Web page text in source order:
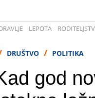
LEPOTA
DRUŠTVO / POLITIKA
god